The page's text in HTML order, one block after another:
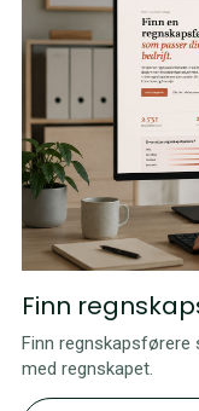
Finn
Finn regnskapsførere
med regnskapet.